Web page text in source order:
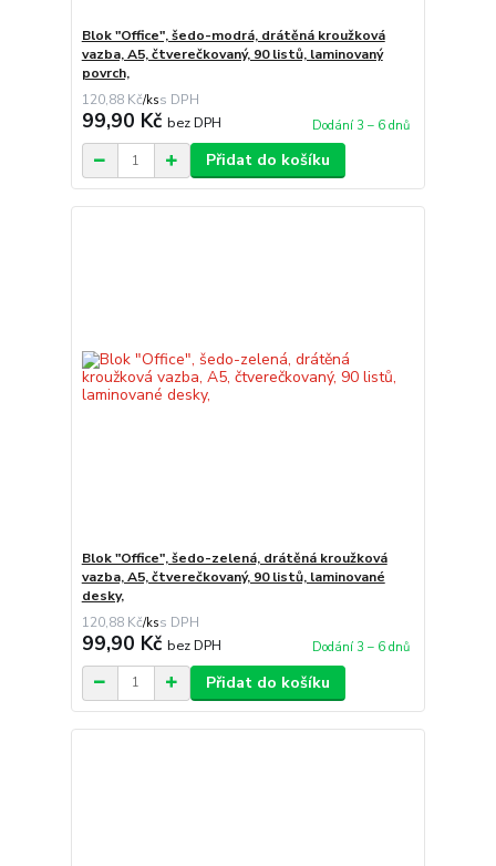
Blok "Office", šedo-modrá, drátěná kroužková
vazba, A5, čtverečkovaný, 90 listů, laminovaný
povrch,
120,88 Kč/ks
99,90 Kč bez DPH Dodání 3 – 6 dnů
Přidat do košíku
Blok "Office", šedo-zelená, drátěná kroužková
vazba, A5, čtverečkovaný, 90 listů, laminované
desky,
120,88 Kč/ks
99,90 Kč bez DPH Dodání 3 – 6 dnů
Přidat do košíku